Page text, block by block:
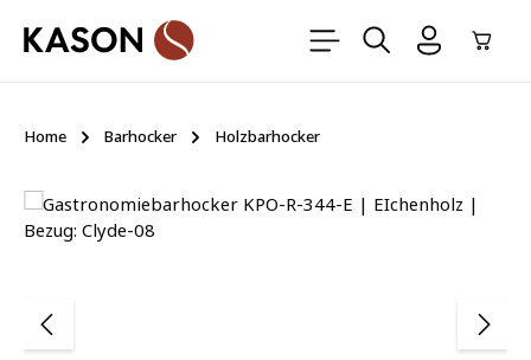
Zum Hauptinhalt springen
Home Barhocker Holzbarhocker
Bildergalerie überspringen